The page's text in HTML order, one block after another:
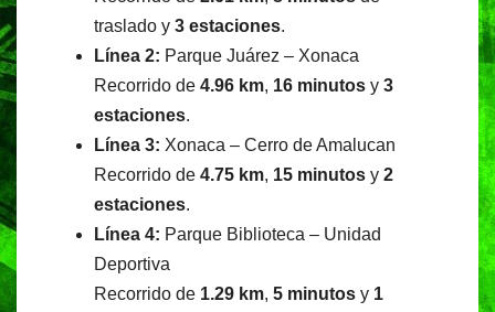
traslado y 3 estaciones.
Línea 2: Parque Juárez – Xonaca
Recorrido de 4.96 km, 16 minutos y 3
estaciones.
Línea 3: Xonaca – Cerro de Amalucan
Recorrido de 4.75 km, 15 minutos y 2
estaciones.
Línea 4: Parque Biblioteca – Unidad
Deportiva
Recorrido de 1.29 km, 5 minutos y 1